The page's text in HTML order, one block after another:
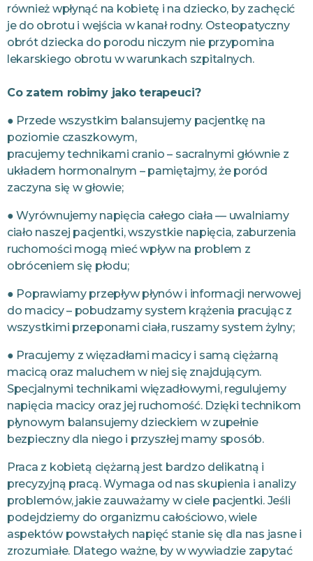
również wpłynąć na kobietę i na dziecko, by zachęcić
je do obrotu i wejścia w kanał rodny. Osteopatyczny
obrót dziecka do porodu niczym nie przypomina
lekarskiego obrotu w warunkach szpitalnych.
Co zatem robimy jako terapeuci?⁣
● Przede wszystkim balansujemy pacjentkę na
poziomie czaszkowym,
pracujemy technikami cranio – sacralnymi głównie z
układem hormonalnym – pamiętajmy, że poród
zaczyna się w głowie;
● Wyrównujemy napięcia całego ciała — uwalniamy
ciało⁣ naszej pacjentki, wszystkie napięcia, zaburzenia
ruchomości mogą mieć wpływ na problem z
obróceniem się płodu;
● Poprawiamy przepływ płynów i informacji nerwowej
do macicy – pobudzamy system krążenia pracując z
wszystkimi przeponami ciała, ruszamy system żylny;
● Pracujemy z więzadłami macicy i samą ciężarną
macicą oraz maluchem w niej się znajdującym.⁣
Specjalnymi technikami więzadłowymi, regulujemy
napięcia macicy oraz jej ruchomość. Dzięki technikom
płynowym balansujemy dzieckiem w zupełnie
bezpieczny dla niego i przyszłej mamy sposób.
Praca z kobietą ciężarną jest bardzo delikatną i
precyzyjną pracą. Wymaga od nas skupienia i analizy
problemów, jakie zauważamy w ciele pacjentki. Jeśli
podejdziemy do organizmu całościowo, wiele
aspektów powstałych napięć stanie się dla nas jasne i
zrozumiałe. Dlatego ważne, by w wywiadzie zapytać